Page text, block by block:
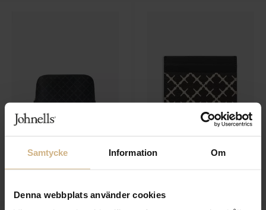
Samtycke Information Om
Denna webbplats använder cookies
Bae Medium Bag
BY MALENE BIRGER